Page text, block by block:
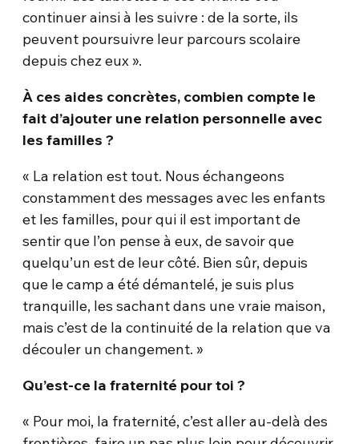
continuer ainsi à les suivre : de la sorte, ils
peuvent poursuivre leur parcours scolaire
depuis chez eux ».
À ces aides concrètes, combien compte le
fait d’ajouter une relation personnelle avec
les familles ?
« La relation est tout. Nous échangeons
constamment des messages avec les enfants
et les familles, pour qui il est important de
sentir que l’on pense à eux, de savoir que
quelqu’un est de leur côté. Bien sûr, depuis
que le camp a été démantelé, je suis plus
tranquille, les sachant dans une vraie maison,
mais c’est de la continuité de la relation que va
découler un changement. »
Qu’est-ce la fraternité pour toi ?
« Pour moi, la fraternité, c’est aller au-delà des